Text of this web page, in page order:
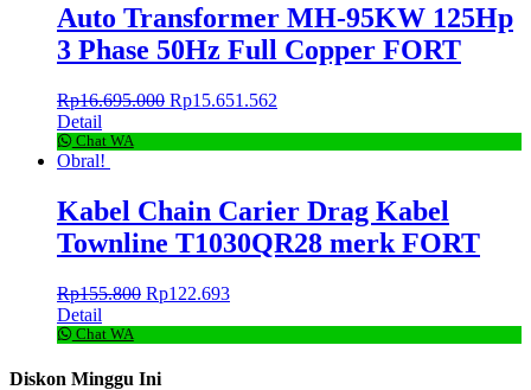
Auto Transformer MH-95KW 125Hp
3 Phase 50Hz Full Copper FORT
Rp16.695.000 Rp15.651.562
Detail
Chat WA
Obral!
Kabel Chain Carier Drag Kabel
Townline T1030QR28 merk FORT
Rp155.800 Rp122.693
Detail
Chat WA
Diskon Minggu Ini